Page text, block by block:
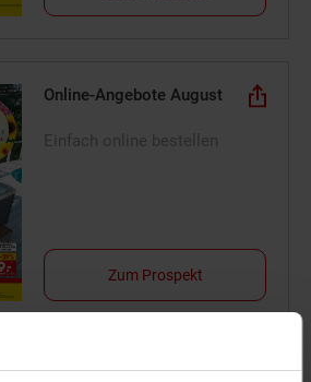
Online-Angebote August
Zum Prospekt